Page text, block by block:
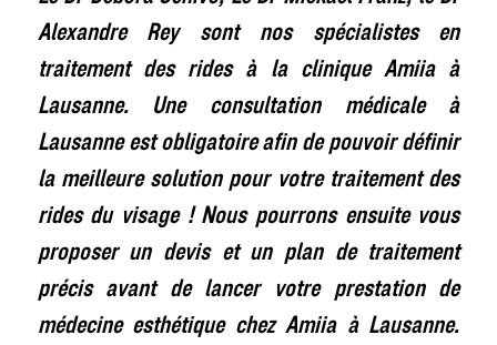
Alexandre Rey sont nos spécialistes en
traitement des rides à la clinique Amiia à
Lausanne. Une consultation médicale à
Lausanne est obligatoire afin de pouvoir définir
la meilleure solution pour votre traitement des
rides du visage ! Nous pourrons ensuite vous
proposer un devis et un plan de traitement
précis avant de lancer votre prestation de
médecine esthétique chez Amiia à Lausanne.